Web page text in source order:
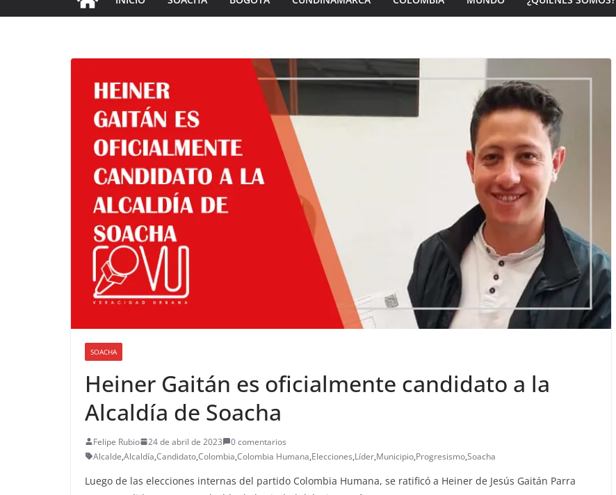
SOACHA
Heiner Gaitán es oficialmente candidato a la
Alcaldía de Soacha
Felipe Rubio 24 de abril de 2023
0 comentarios
Alcalde,Alcaldía,Candidato,Colombia,Colombia Humana,Elecciones,Líder,Municipio,Progresismo,Soacha
Luego de las elecciones internas del partido Colombia Humana, se ratificó a Heiner de Jesús Gaitán Parra